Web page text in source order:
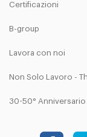
Certificazioni
B-group
Lavora con noi
Non Solo Lavoro -
30-50° Anniversario